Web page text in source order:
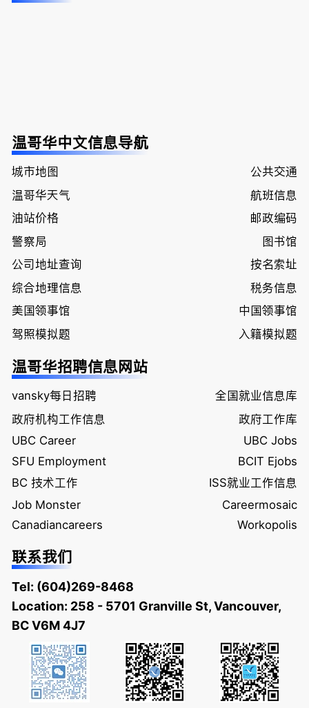
温哥华中文信息导航
城市地图
公共交通
温哥华天气
航班信息
油站价格
邮政编码
警察局
图书馆
公司地址查询
按名索址
综合地理信息
税务信息
美国领事馆
中国领事馆
驾照模拟题
入籍模拟题
温哥华招聘信息网站
vansky每日招聘
全国就业信息库
政府机构工作信息
政府工作库
UBC Career
UBC Jobs
SFU Employment
BCIT Ejobs
BC 技术工作
ISS就业工作信息
Job Monster
Careermosaic
Canadiancareers
Workopolis
联系我们
Tel: (604)269-8468
Location: 258 - 5701 Granville St, Vancouver,
BC V6M 4J7